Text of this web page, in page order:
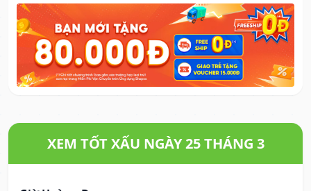
XEM TỐT XẤU NGÀY 25 THÁNG 3